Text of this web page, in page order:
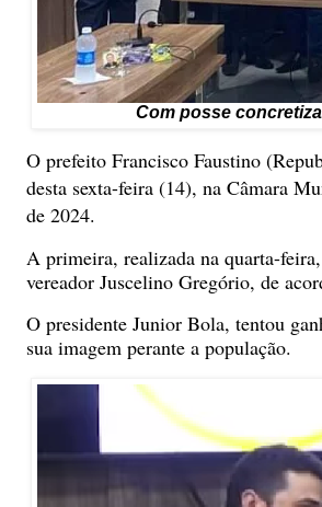
Com posse
O prefeito Francisco Faustino
desta sexta-feira (14), na Câmara
de 2024.
A primeira, realizada na quarta-
vereador Juscelino Gregório, de
O presidente Junior Bola, tentou
sua imagem perante a população.